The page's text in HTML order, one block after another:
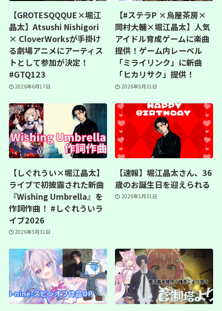
【GROTESQQQUE×堀江
晶太】Atsushi Nishigori
× CloverWorksが手掛け
る劇場アニメにアーティス
トとして参加が決定！
#GTQ123
2026年6月17日
【#ステラP ×烏屋茶房×
岡村大輔×堀江晶太】人気
アイドル育成ゲームに楽曲
提供！ゲーム内レーベル
「ミライリンク」に新曲
「ヒカリサク」提供！
2026年5月31日
【しぐれうい×堀江晶太】
ライブで初披露された新曲
『Wishing Umbrella』を
作詞作曲！ #しぐれういラ
イブ2026
2026年5月31日
【速報】堀江晶太さん、36
歳のお誕生日を迎えられる
2026年5月31日